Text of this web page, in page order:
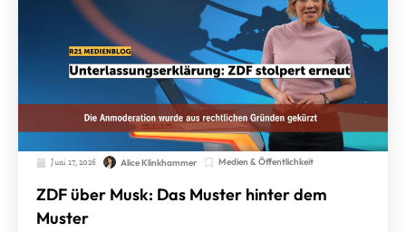
Juni 17, 2026 Alice Klinkhammer Medien & Öffentlichkeit
ZDF über Musk: Das Muster hinter dem
Muster